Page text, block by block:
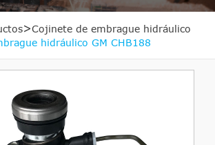
Cojinete de embrague hidráulico
hidráulico GM CHB188